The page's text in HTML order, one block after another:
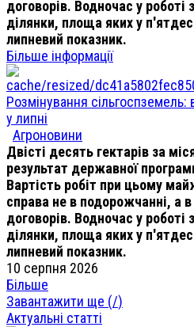
договорів. Водночас у роботі
ділянки, площа яких у
липневий показник.
Більше інформації
Розмінування сільгоспземель:
у липні
Агроновини
Двісті десять гектарів за
результат державної
Вартість робіт при цьому
справа не в подорожчанні, а в
договорів. Водночас у роботі
ділянки, площа яких у
липневий показник.
10 серпня 2026
Більше
Завантажити ще (/)
Актуальні статті